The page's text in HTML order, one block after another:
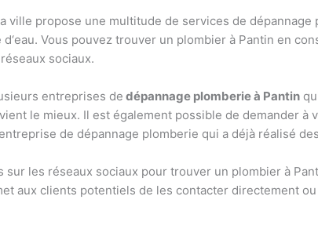
ville propose une multitude de services de dépannage
d‘eau. Vous pouvez trouver un plombier à Pantin en
réseaux sociaux.
ieurs entreprises de dépannage plomberie à Pantin
ient le mieux. Il est également possible de demander à v
entreprise de dépannage plomberie qui a déjà réalisé des
sur les réseaux sociaux pour trouver un plombier à Pant
aux clients potentiels de les contacter directement ou